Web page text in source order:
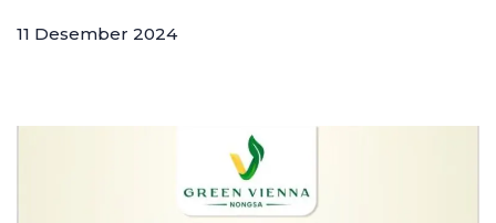
11 Desember 2024